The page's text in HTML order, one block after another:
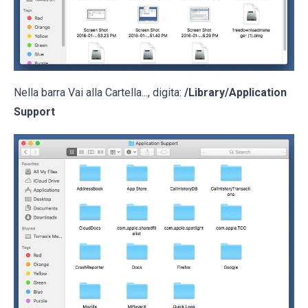
Nella barra Vai alla Cartella..., digita: /Library/Application
Support